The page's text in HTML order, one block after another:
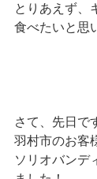
とりあえず、
食べたいと思
さて、先日で
羽村市のお客
ソリオバンデ